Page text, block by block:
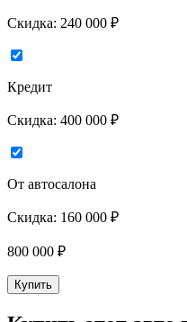
Скидка: 240 000 ₽
Кредит
Скидка: 400 000 ₽
От автосалона
Скидка: 160 000 ₽
800 000 ₽
Купить